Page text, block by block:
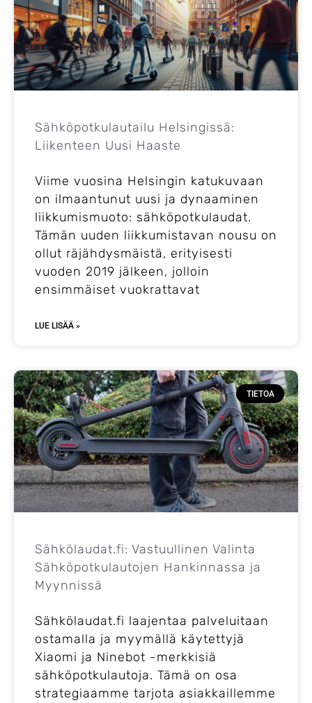
Sähköpotkulautailu Helsingissä:
Liikenteen Uusi Haaste
Viime vuosina Helsingin katukuvaan
on ilmaantunut uusi ja dynaaminen
liikkumismuoto: sähköpotkulaudat.
Tämän uuden liikkumistavan nousu on
ollut räjähdysmäistä, erityisesti
vuoden 2019 jälkeen, jolloin
ensimmäiset vuokrattavat
LUE LISÄÄ »
TIETOA
Sähkölaudat.fi: Vastuullinen Valinta
Sähköpotkulautojen Hankinnassa ja
Myynnissä
Sähkölaudat.fi laajentaa palveluitaan
ostamalla ja myymällä käytettyjä
Xiaomi ja Ninebot -merkkisiä
sähköpotkulautoja. Tämä on osa
strategiaamme tarjota asiakkaillemme